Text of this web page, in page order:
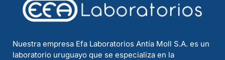
Nuestra empresa Efa Laboratorios Antía Moll S.A. es un
laboratorio uruguayo que se especializa en la